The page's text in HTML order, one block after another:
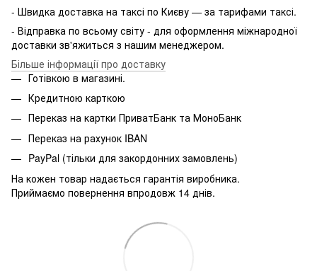
- Швидка доставка на таксі по Києву — за тарифами таксі.
- Відправка по всьому світу - для оформлення міжнародної
доставки зв'яжиться з нашим менеджером.
Більше інформації про доставку
Готівкою в магазині.
Кредитною карткою
Переказ на картки ПриватБанк та МоноБанк
Переказ на рахунок IBAN
PayPal (тільки для закордонних замовлень)
На кожен товар надається гарантія виробника.
Приймаємо повернення впродовж 14 днів.